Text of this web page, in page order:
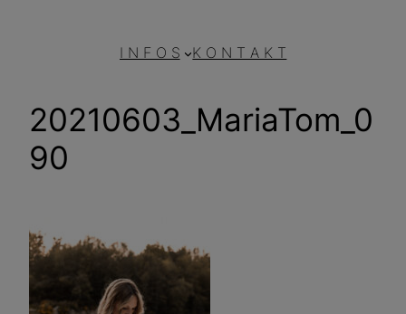
I N F O S K O N T A K T
20210603_MariaTom_0
90